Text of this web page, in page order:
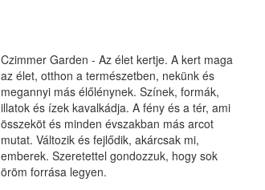
Czimmer Garden - Az élet kertje. A kert maga
az élet, otthon a természetben, nekünk és
megannyi más élőlénynek. Színek, formák,
illatok és ízek kavalkádja. A fény és a tér, ami
összeköt és minden évszakban más arcot
mutat. Változik és fejlődik, akárcsak mi,
emberek. Szeretettel gondozzuk, hogy sok
öröm forrása legyen.